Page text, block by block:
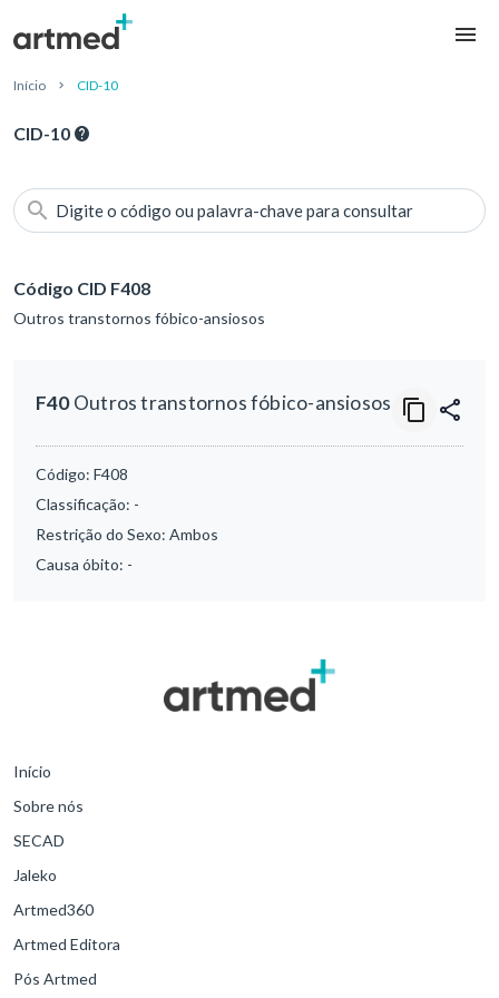
Início CID-10
CID-10
Digite o código ou palavra-chave para consultar
Código CID F408
Outros transtornos fóbico-ansiosos
F40Outros transtornos fóbico-ansiosos
Código: F408
Classificação: -
Restrição do Sexo: Ambos
Causa óbito: -
Início
Sobre nós
SECAD
Jaleko
Artmed360
Artmed Editora
Pós Artmed